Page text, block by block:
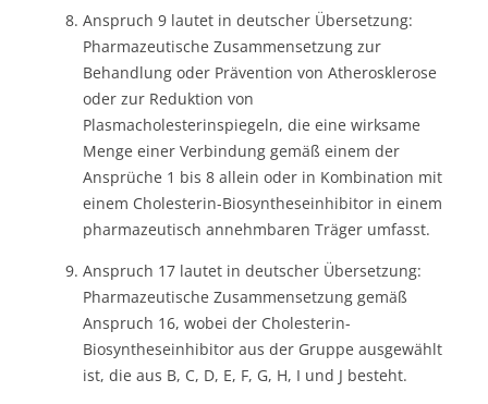
Anspruch 9 lautet in deutscher Übersetzung:
Pharmazeutische Zusammensetzung zur
Behandlung oder Prävention von Atherosklerose
oder zur Reduktion von
Plasmacholesterinspiegeln, die eine wirksame
Menge einer Verbindung gemäß einem der
Ansprüche 1 bis 8 allein oder in Kombination mit
einem Cholesterin-Biosyntheseinhibitor in einem
pharmazeutisch annehmbaren Träger umfasst.
Anspruch 17 lautet in deutscher Übersetzung:
Pharmazeutische Zusammensetzung gemäß
Anspruch 16, wobei der Cholesterin-
Biosyntheseinhibitor aus der Gruppe ausgewählt
ist, die aus B, C, D, E, F, G, H, I und J besteht.